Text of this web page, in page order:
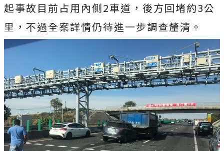
起事故目前占用內側2車道，後方回堵約3公
里，不過全案詳情仍待進一步調查釐清。